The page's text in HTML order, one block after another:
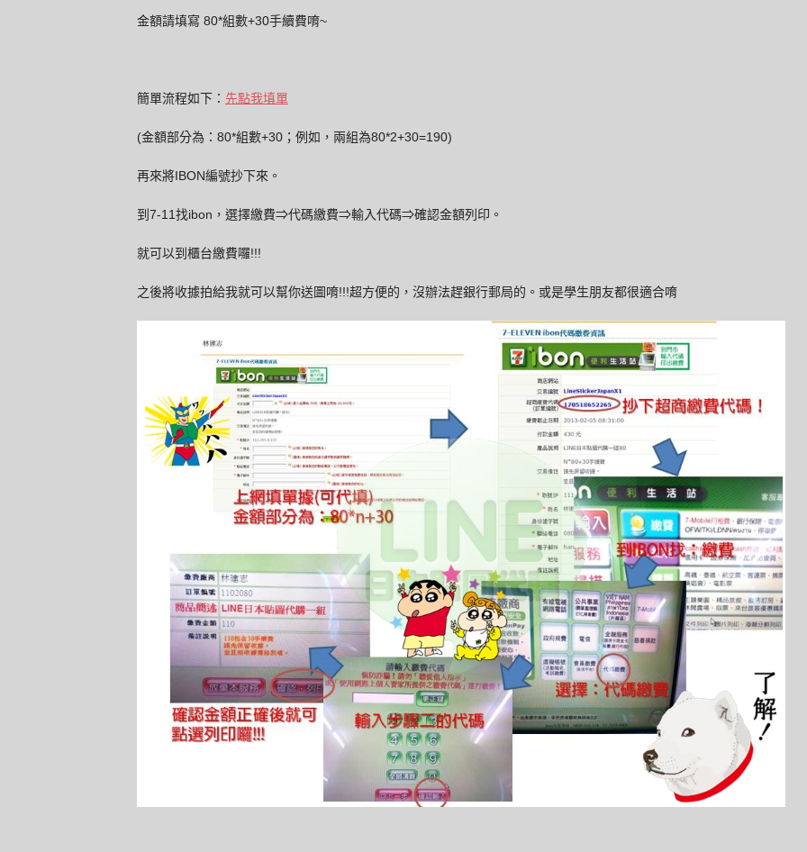
金額請填寫 80*組數+30手續費唷~
簡單流程如下： 先點我填單
(金額部分為：80*組數+30；例如，兩組為80*2+30=190)
再來將IBON編號抄下來。
到7-11找ibon，選擇繳費⇒代碼繳費⇒輸入代碼⇒確認金額列印。
就可以到櫃台繳費囉!!!
之後將收據拍給我就可以幫你送圖唷!!!超方便的，沒辦法趕銀行郵局的。或是學生朋友都很適合唷